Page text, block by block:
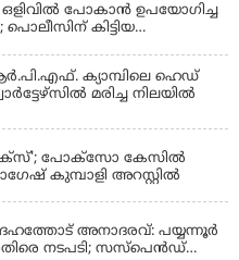
പോകാൻ ഉപയോഗിച്ച
കിട്ടിയ
ക്യാമ്പിലെ ഹെഡ്
മരിച്ച നിലയിൽ
പോക്സോ കേസിൽ
കുമ്പാളി അറസ്റ്റിൽ
അനാദരവ്: പയ്യന്നൂർ
സസ്പെൻഡ്